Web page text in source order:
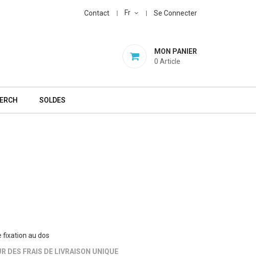
Contact Fr Se Connecter
MON PANIER
0 Article
SOLDES
fixation au dos
DES FRAIS DE LIVRAISON UNIQUE